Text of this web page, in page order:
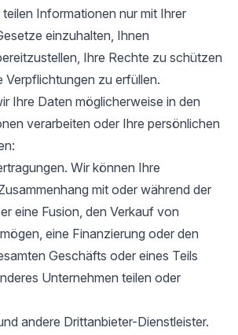
teilen Informationen nur mit Ihrer
einzuhalten, Ihnen
Ihre Rechte zu schützen
Verpflichtungen zu erfüllen.
Ihre Daten möglicherweise in den
verarbeiten oder Ihre persönlichen
Wir können Ihre
mit oder während der
eine Fusion, den Verkauf von
eine Finanzierung oder den
Geschäfts oder eines Teils
Unternehmen teilen oder
andere Drittanbieter-Dienstleister.